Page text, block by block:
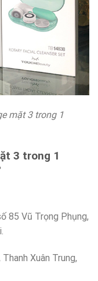
mặt 3 trong 1
3 trong 1
85 Vũ Trọng Phụng,
Xuân Trung,